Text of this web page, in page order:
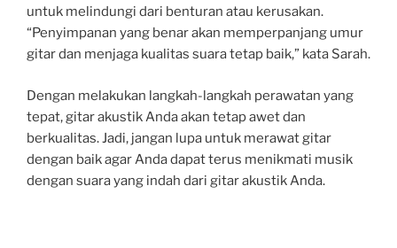
untuk melindungi dari benturan atau kerusakan.
“Penyimpanan yang benar akan memperpanjang umur
gitar dan menjaga kualitas suara tetap baik,” kata Sarah.
Dengan melakukan langkah-langkah perawatan yang
tepat, gitar akustik Anda akan tetap awet dan
berkualitas. Jadi, jangan lupa untuk merawat gitar
dengan baik agar Anda dapat terus menikmati musik
dengan suara yang indah dari gitar akustik Anda.